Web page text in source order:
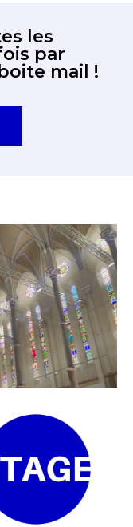
les
par
mail !